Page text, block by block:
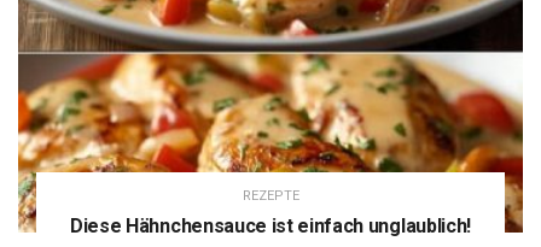
REZEPTE
Diese Hähnchensauce ist einfach unglaublich!